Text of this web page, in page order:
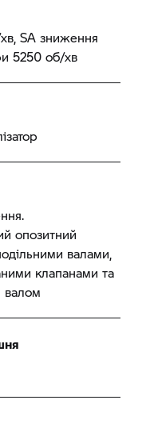
SA зниження
5250 об/хв
опозитний
валами,
клапанами та
валом